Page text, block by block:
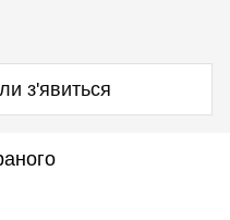
з'явиться